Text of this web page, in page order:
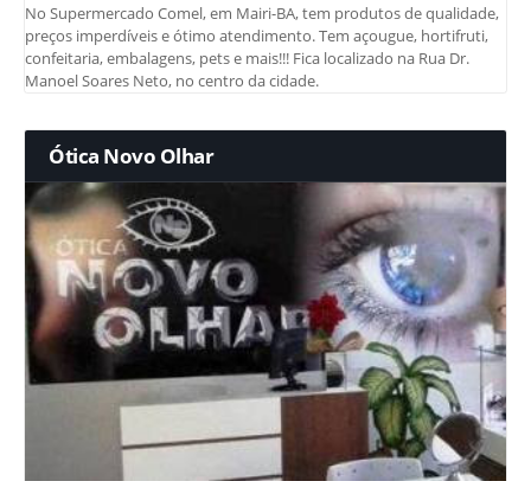
No Supermercado Comel, em Mairi-BA, tem produtos de qualidade,
preços imperdíveis e ótimo atendimento. Tem açougue, hortifruti,
confeitaria, embalagens, pets e mais!!! Fica localizado na Rua Dr.
Manoel Soares Neto, no centro da cidade.
Ótica Novo Olhar